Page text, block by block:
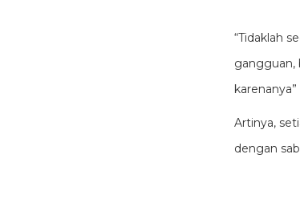
“Tidaklah
gangguan,
Artinya,
dengan